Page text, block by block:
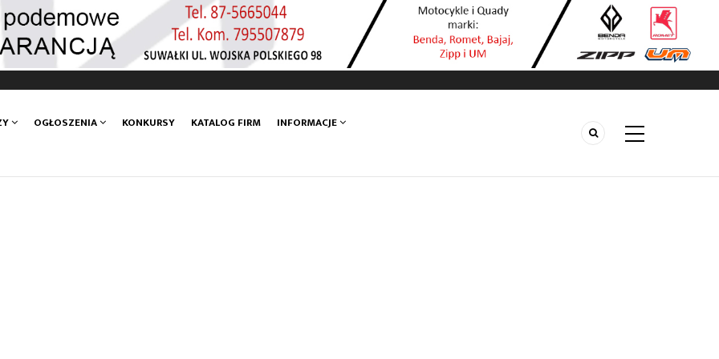
OGŁOSZENIA KONKURSY KATALOG FIRM INFORMACJE